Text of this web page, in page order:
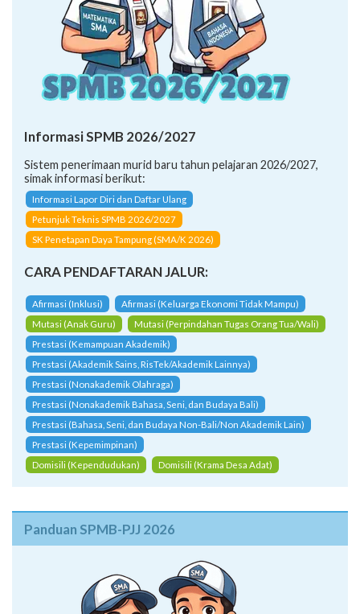
Informasi SPMB 2026/2027
Sistem penerimaan murid baru tahun pelajaran 2026/2027,
simak informasi berikut:
Informasi Lapor Diri dan Daftar Ulang
Petunjuk Teknis SPMB 2026/2027
SK Penetapan Daya Tampung (SMA/K 2026)
CARA PENDAFTARAN JALUR:
Afirmasi (Inklusi)
Afirmasi (Keluarga Ekonomi Tidak Mampu)
Mutasi (Anak Guru)
Mutasi (Perpindahan Tugas Orang Tua/Wali)
Prestasi (Kemampuan Akademik)
Prestasi (Akademik Sains, RisTek/Akademik Lainnya)
Prestasi (Nonakademik Olahraga)
Prestasi (Nonakademik Bahasa, Seni, dan Budaya Bali)
Prestasi (Bahasa, Seni, dan Budaya Non-Bali/Non Akademik Lain)
Prestasi (Kepemimpinan)
Domisili (Kependudukan)
Domisili (Krama Desa Adat)
Panduan SPMB-PJJ 2026